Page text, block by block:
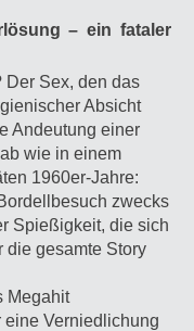
– ein fataler
Der Sex, den das
Absicht
Andeutung einer
wie in einem
1960er-Jahre:
zwecks
Spießigkeit, die sich
die gesamte Story
Megahit
eine Verniedlichung